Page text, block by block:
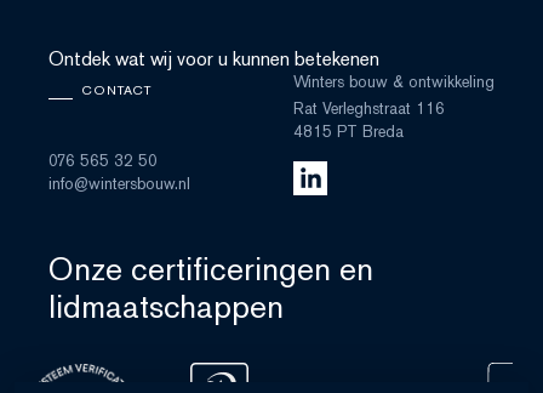
Ontdek wat wij voor u kunnen betekenen
CONTACT
076 565 32 50
info@wintersbouw.nl
Winters bouw & ontwikkeling
Rat Verleghstraat 116
4815 PT Breda
Onze certificeringen en
lidmaatschappen